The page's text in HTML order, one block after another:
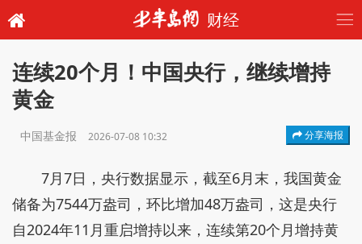
财经
连续20个月！中国央行，继续增持
黄金
中国基金报 2026-07-08 10:32 分享海报
7月7日，央行数据显示，截至6月末，我国黄金
储备为7544万盎司，环比增加48万盎司，这是央行
自2024年11月重启增持以来，连续第20个月增持黄